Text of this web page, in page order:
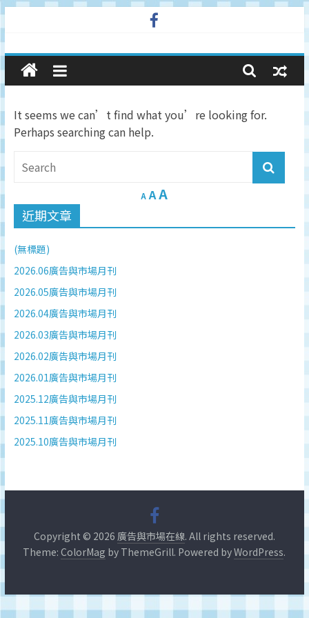
Skip
to
content
廣
告
與
市
場
在
線
深
度
究
品
牌、
銷
的
刊
媒
體
It seems we can’t find what you’re looking for.
Perhaps searching can help.
A AA
近期文章
(無標題)
2026.06廣告與市場月刊
2026.05廣告與市場月刊
2026.04廣告與市場月刊
2026.03廣告與市場月刊
2026.02廣告與市場月刊
2026.01廣告與市場月刊
2025.12廣告與市場月刊
2025.11廣告與市場月刊
2025.10廣告與市場月刊
Copyright © 2026 廣告與市場在線. All rights reserved.
Theme:ColorMag by ThemeGrill. Powered byWordPress.